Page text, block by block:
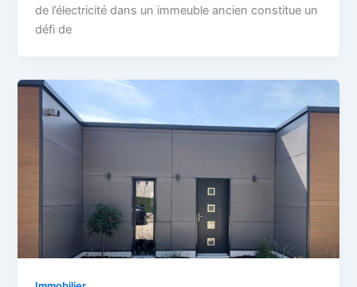
de l’électricité dans un immeuble ancien constitue un
défi de